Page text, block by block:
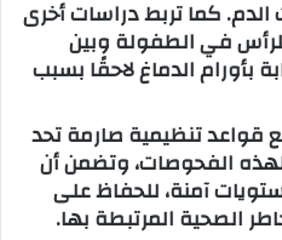
كما تربط دراسات أخرى
في الطفولة وبين
بأورام الدماغ لاحقًا بسبب
قواعد تنظيمية صارمة تحد
الفحوصات، وتضمن أن
آمنة، للحفاظ على
الصحية المرتبطة بها.